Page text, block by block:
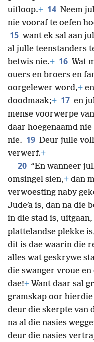
uitloop.+ 14 Neem
nie vooraf te oefen
15 want ek sal aan
al julle teenstanders
betwis nie.+ 16 Wat
ouers en broers en
oorgelewer word,+
doodmaak;+ 17 en
mense voorwerpe
daar hoegenaamd nie
nie. 19 Deur julle
verwerf.+
20 “En wanneer
omsingel sien,+ dan
verwoesting naby
Judeʹa is, dan na die
in die stad is,
plattelandse plekke
dit is dae waarin die
alles wat geskrywe
die swanger vroue en
dae!+ Want daar sal
gramskap oor
deur die skerpte van
na al die nasies
deur die nasies